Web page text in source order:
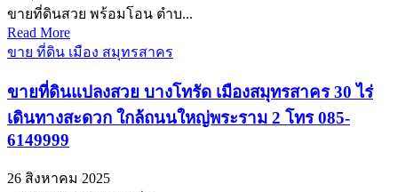
ขายที่ดินสวย พร้อมโอน ตำบ...
Read More
ขาย ที่ดิน เมือง สมุทรสาคร
ขายที่ดินแปลงสวย บางโทรัด เมืองสมุทรสาคร 30 ไร่
เดินทางสะดวก ใกล้ถนนใหญ่พระราม 2 โทร 085-
6149999
26 สิงหาคม 2025